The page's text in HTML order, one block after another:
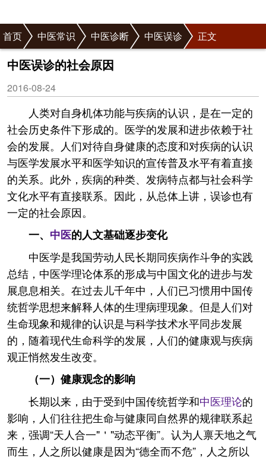
首页 中医常识 中医诊断 中医误诊 正文
中医误诊的社会原因
2016-08-24
人类对自身机体功能与疾病的认识，是在一定的
社会历史条件下形成的。医学的发展和进步依赖于社
会的发展。人们对待自身健康的态度和对疾病的认识
与医学发展水平和医学知识的宣传普及水平有着直接
的关系。此外，疾病的种类、发病特点都与社会科学
文化水平有直接联系。因此，从总体上讲，误诊也有
一定的社会原因。
一、 中医的人文基础逐步变化
中医学是我国劳动人民长期同疾病作斗争的实践
总结，中医学理论体系的形成与中国文化的进步与发
展息息相关。在过去儿千年中，人们已习惯用中国传
统哲学思想来解释人体的生理病理现象。但是人们对
生命现象和规律的认识是与科学技术水平同步发展
的，随着现代生命科学的发展，人们的健康观与疾病
观正悄然发生改变。
（一）健康观念的影响
长期以来，由于受到中国传统哲学和中医理论的
影响，人们往往把生命与健康同自然界的规律联系起
来，强调“天人合一"＇"动态平衡”。认为人禀天地之气
而生，人之所以健康是因为“德全而不危”，人之所以